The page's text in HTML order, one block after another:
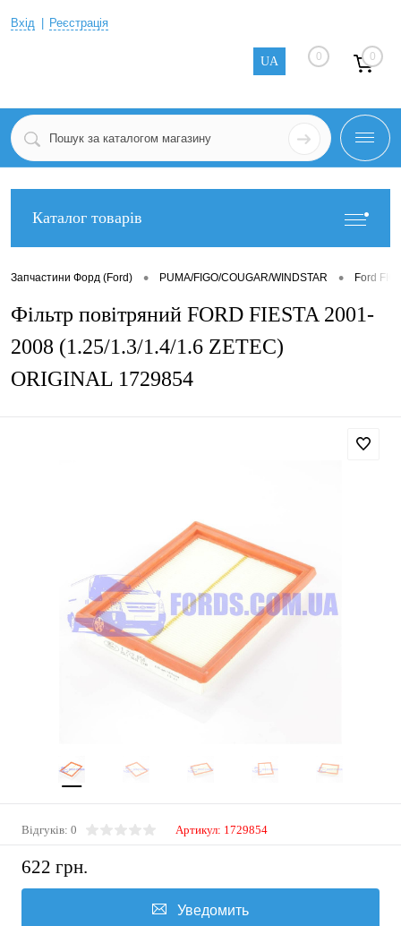
Вхід Реєстрація
UA 0 0
Каталог товарів
Запчастини Форд (Ford) • PUMA/FIGO/COUGAR/WINDSTAR • Ford
Фільтр повітряний FORD FIESTA 2001-
2008 (1.25/1.3/1.4/1.6 ZETEC)
ORIGINAL 1729854
Відгуків: 0 Артикул: 1729854
622 грн.
Уведомить